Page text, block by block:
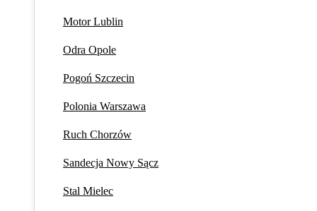
Motor Lublin
Odra Opole
Pogoń Szczecin
Polonia Warszawa
Ruch Chorzów
Sandecja Nowy Sącz
Stal Mielec